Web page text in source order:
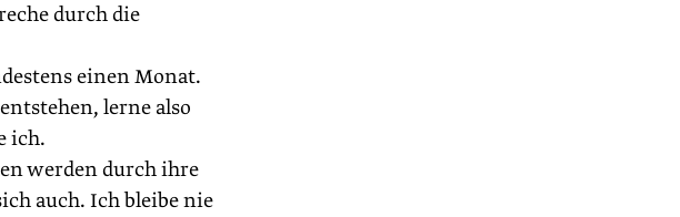
durch die
einen Monat.
lerne also
ich.
werden durch ihre
auch. Ich bleibe nie